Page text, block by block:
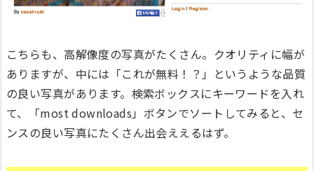
こちらも、高解像度の写真がたくさん。クオリティに幅が
ありますが、中には「これが無料！？」というような品質
の良い写真があります。検索ボックスにキーワードを入れ
て、「most downloads」ボタンでソートしてみると、セ
ンスの良い写真にたくさん出会ええるはず。